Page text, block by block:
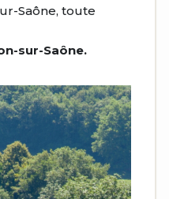
Saône, toute
sur-Saône.